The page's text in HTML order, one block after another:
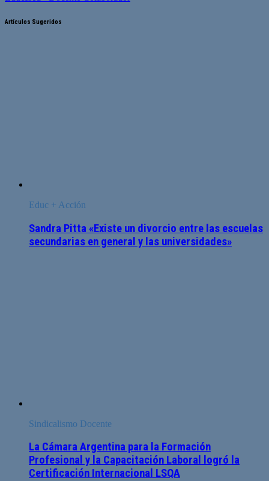
Artículos Sugeridos
Educ + Acción
Sandra Pitta «Existe un divorcio entre las escuelas
secundarias en general y las universidades»
Sindicalismo Docente
La Cámara Argentina para la Formación
Profesional y la Capacitación Laboral logró la
Certificación Internacional LSQA